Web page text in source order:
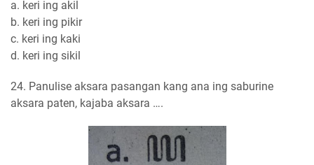
a. keri ing akil
b. keri ing pikir
c. keri ing kaki
d. keri ing sikil
24. Panulise aksara pasangan kang ana ing saburine
aksara paten, kajaba aksara ….